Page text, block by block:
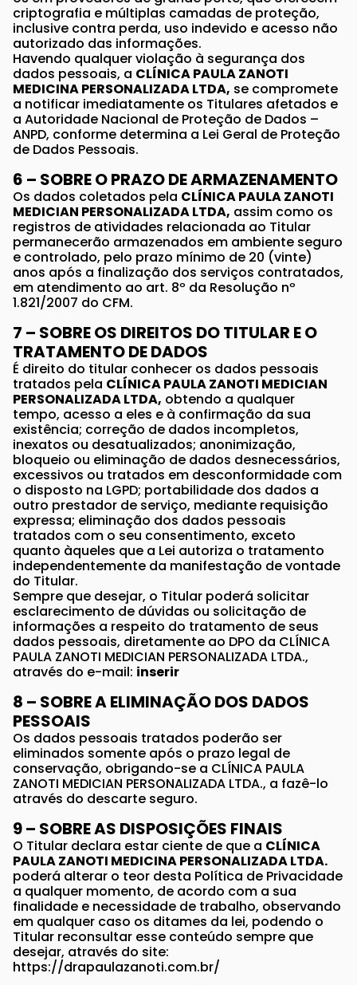
criptografia e múltiplas camadas de proteção,
inclusive contra perda, uso indevido e acesso não
autorizado das informações.
Havendo qualquer violação à segurança dos
dados pessoais, a CLÍNICA PAULA ZANOTI
MEDICINA PERSONALIZADA LTDA, se compromete
a notificar imediatamente os Titulares afetados e
a Autoridade Nacional de Proteção de Dados –
ANPD, conforme determina a Lei Geral de Proteção
de Dados Pessoais.
6 – SOBRE O PRAZO DE ARMAZENAMENTO
Os dados coletados pela CLÍNICA PAULA ZANOTI
MEDICIAN PERSONALIZADA LTDA, assim como os
registros de atividades relacionada ao Titular
permanecerão armazenados em ambiente seguro
e controlado, pelo prazo mínimo de 20 (vinte)
anos após a finalização dos serviços contratados,
em atendimento ao art. 8º da Resolução nº
1.821/2007 do CFM.
7 – SOBRE OS DIREITOS DO TITULAR E O
TRATAMENTO DE DADOS
É direito do titular conhecer os dados pessoais
tratados pela CLÍNICA PAULA ZANOTI MEDICIAN
PERSONALIZADA LTDA, obtendo a qualquer
tempo, acesso a eles e à confirmação da sua
existência; correção de dados incompletos,
inexatos ou desatualizados; anonimização,
bloqueio ou eliminação de dados desnecessários,
excessivos ou tratados em desconformidade com
o disposto na LGPD; portabilidade dos dados a
outro prestador de serviço, mediante requisição
expressa; eliminação dos dados pessoais
tratados com o seu consentimento, exceto
quanto àqueles que a Lei autoriza o tratamento
independentemente da manifestação de vontade
do Titular.
Sempre que desejar, o Titular poderá solicitar
esclarecimento de dúvidas ou solicitação de
informações a respeito do tratamento de seus
dados pessoais, diretamente ao DPO da CLÍNICA
PAULA ZANOTI MEDICIAN PERSONALIZADA LTDA.,
através do e-mail: inserir
8 – SOBRE A ELIMINAÇÃO DOS DADOS
PESSOAIS
Os dados pessoais tratados poderão ser
eliminados somente após o prazo legal de
conservação, obrigando-se a CLÍNICA PAULA
ZANOTI MEDICIAN PERSONALIZADA LTDA., a fazê-lo
através do descarte seguro.
9 – SOBRE AS DISPOSIÇÕES FINAIS
O Titular declara estar ciente de que a CLÍNICA
PAULA ZANOTI MEDICINA PERSONALIZADA LTDA.
poderá alterar o teor desta Política de Privacidade
a qualquer momento, de acordo com a sua
finalidade e necessidade de trabalho, observando
em qualquer caso os ditames da lei, podendo o
Titular reconsultar esse conteúdo sempre que
desejar, através do site:
https://drapaulazanoti.com.br/